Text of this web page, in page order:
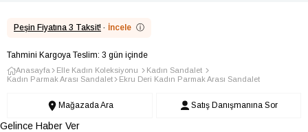
Peşin Fiyatına 3 Taksit! · İncele ⓘ
Tahmini Kargoya Teslim: 3 gün içinde
Anasayfa Elle Kadın Koleksiyonu
Kadın Sandalet
Kadın Parmak Arası Sandalet
Ekru Deri Kadın Parmak Arası Sandalet
Mağazada Ara Satış Danışmanına Sor
Gelince Haber Ver